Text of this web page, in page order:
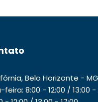
Belo Horizonte -
8:00 - 12:00 / 13:00 -